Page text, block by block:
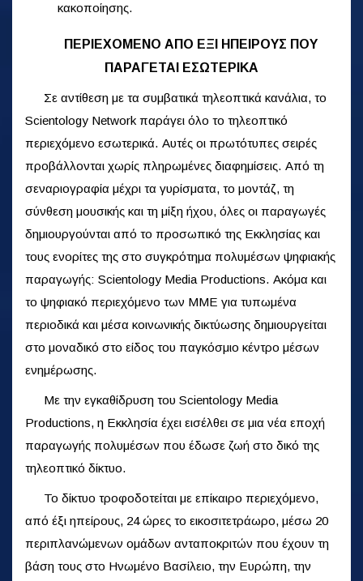
κακοποίησης.
ΠΕΡΙΕΧΟΜΕΝΟ ΑΠΟ ΕΞΙ ΗΠΕΙΡΟΥΣ ΠΟΥ
ΠΑΡΑΓΕΤΑΙ ΕΣΩΤΕΡΙΚΑ
Σε αντίθεση με τα συμβατικά τηλεοπτικά κανάλια, το
Scientology Network παράγει όλο το τηλεοπτικό
περιεχόμενο εσωτερικά. Αυτές οι πρωτότυπες σειρές
προβάλλονται χωρίς πληρωμένες διαφημίσεις. Από τη
σεναριογραφία μέχρι τα γυρίσματα, το μοντάζ, τη
σύνθεση μουσικής και τη μίξη ήχου, όλες οι παραγωγές
δημιουργούνται από το προσωπικό της Εκκλησίας και
τους ενορίτες της στο συγκρότημα πολυμέσων ψηφιακής
παραγωγής: Scientology Media Productions. Ακόμα και
το ψηφιακό περιεχόμενο των ΜΜΕ για τυπωμένα
περιοδικά και μέσα κοινωνικής δικτύωσης δημιουργείται
στο μοναδικό στο είδος του παγκόσμιο κέντρο μέσων
ενημέρωσης.
Με την εγκαθίδρυση του Scientology Media
Productions, η Εκκλησία έχει εισέλθει σε μια νέα εποχή
παραγωγής πολυμέσων που έδωσε ζωή στο δικό της
τηλεοπτικό δίκτυο.
Το δίκτυο τροφοδοτείται με επίκαιρο περιεχόμενο,
από έξι ηπείρους, 24 ώρες το εικοσιτετράωρο, μέσω 20
περιπλανώμενων ομάδων ανταποκριτών που έχουν τη
βάση τους στο Ηνωμένο Βασίλειο, την Ευρώπη, την